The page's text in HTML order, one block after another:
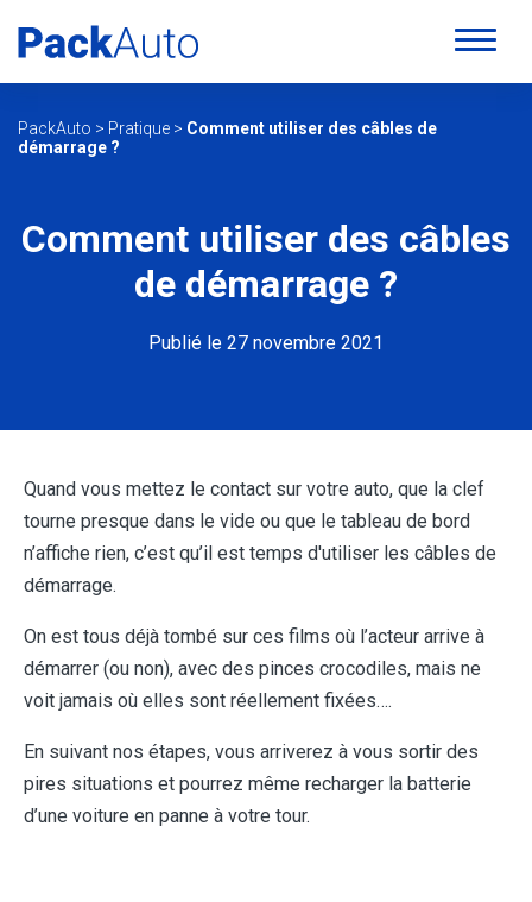
PackAuto > Pratique > Comment utiliser des câbles de
démarrage ?
Comment utiliser des câbles
de démarrage ?
Publié le 27 novembre 2021
Quand vous mettez le contact sur votre auto, que la clef
tourne presque dans le vide ou que le tableau de bord
n’affiche rien, c’est qu’il est temps d'utiliser les câbles de
démarrage.
On est tous déjà tombé sur ces films où l’acteur arrive à
démarrer (ou non), avec des pinces crocodiles, mais ne
voit jamais où elles sont réellement fixées….
En suivant nos étapes, vous arriverez à vous sortir des
pires situations et pourrez même recharger la batterie
d’une voiture en panne à votre tour.